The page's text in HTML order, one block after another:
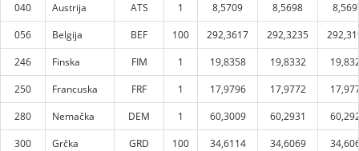
040
Austrija ATS 1 8,5709 8,5698
056
Belgija BEF 100 292,3617 292,3235
246
Finska FIM 1 19,8358 19,8332
250
Francuska FRF 1 17,9796 17,9772
280
Nemačka DEM 1 60,3009 60,2931
300
Grčka GRD 100 34,6114 34,6069